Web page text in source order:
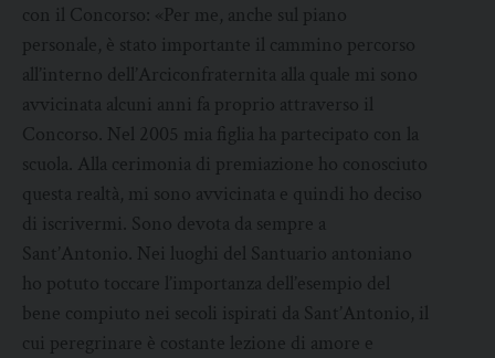
con il Concorso: «Per me, anche sul piano
personale, è stato importante il cammino percorso
all’interno dell’Arciconfraternita alla quale mi sono
avvicinata alcuni anni fa proprio attraverso il
Concorso. Nel 2005 mia figlia ha partecipato con la
scuola. Alla cerimonia di premiazione ho conosciuto
questa realtà, mi sono avvicinata e quindi ho deciso
di iscrivermi. Sono devota da sempre a
Sant’Antonio. Nei luoghi del Santuario antoniano
ho potuto toccare l’importanza dell’esempio del
bene compiuto nei secoli ispirati da Sant’Antonio, il
cui peregrinare è costante lezione di amore e